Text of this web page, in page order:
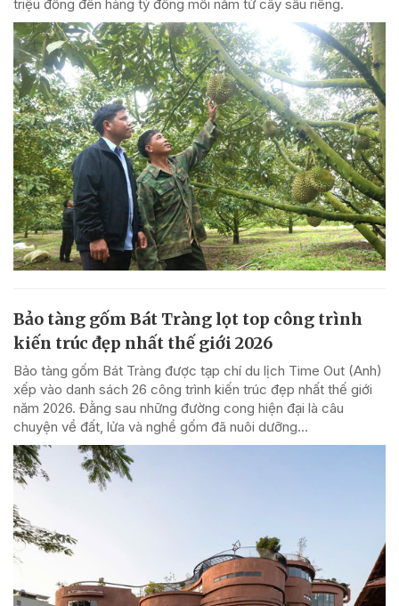
triệu đồng đến hàng tỷ đồng mỗi năm từ cây sầu riêng.
Bảo tàng gốm Bát Tràng lọt top công trình
kiến trúc đẹp nhất thế giới 2026
Bảo tàng gốm Bát Tràng được tạp chí du lịch Time Out (Anh)
xếp vào danh sách 26 công trình kiến trúc đẹp nhất thế giới
năm 2026. Đằng sau những đường cong hiện đại là câu
chuyện về đất, lửa và nghề gốm đã nuôi dưỡng...